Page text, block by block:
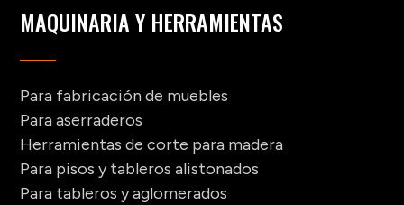
MAQUINARIA Y HERRAMIENTAS
Para fabricación de muebles
Para aserraderos
Herramientas de corte para madera
Para pisos y tableros alistonados
Para tableros y aglomerados